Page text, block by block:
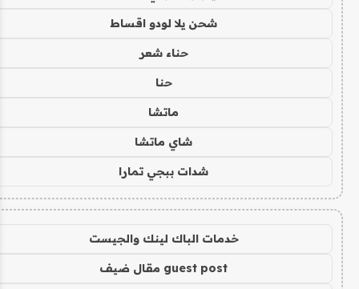
شحن يلا لودو اقساط
حناء شعر
حنا
ماتشا
شاي ماتشا
شدات ببجي تمارا
خدمات الباك لينك والجيست
guest post مقال ضيف